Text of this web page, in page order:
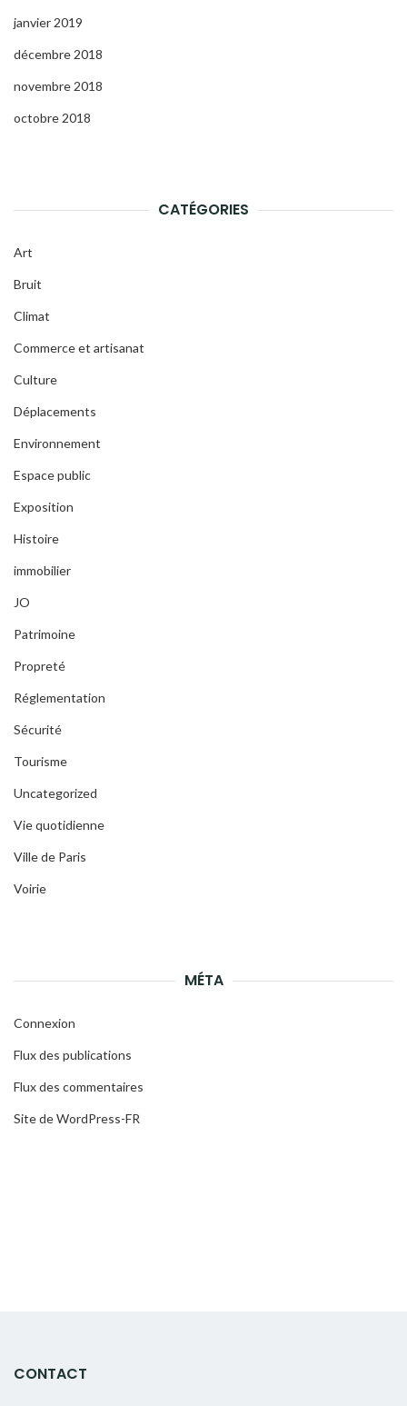
janvier 2019
décembre 2018
novembre 2018
octobre 2018
CATÉGORIES
Art
Bruit
Climat
Commerce et artisanat
Culture
Déplacements
Environnement
Espace public
Exposition
Histoire
immobilier
JO
Patrimoine
Propreté
Réglementation
Sécurité
Tourisme
Uncategorized
Vie quotidienne
Ville de Paris
Voirie
MÉTA
Connexion
Flux des publications
Flux des commentaires
Site de WordPress-FR
CONTACT